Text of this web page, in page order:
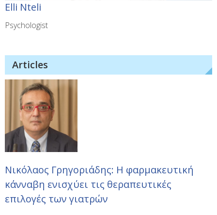
Elli Nteli
Psychologist
Articles
Νικόλαος Γρηγοριάδης: Η φαρμακευτική
κάνναβη ενισχύει τις θεραπευτικές
επιλογές των γιατρών